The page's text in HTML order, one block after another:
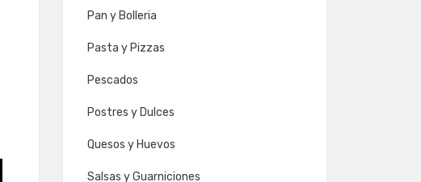
Pan y Bolleria
Pasta y Pizzas
Pescados
Postres y Dulces
Quesos y Huevos
Salsas y Guarniciones